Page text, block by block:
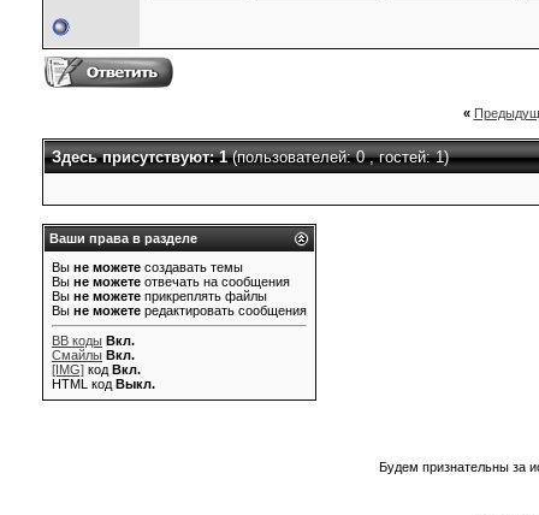
«
Здесь присутствуют: 1(пользователей: 0 , гостей: 1)
Ваши права в разделе
Вы не можете создавать темы
Вы не можете отвечать на сообщения
Вы не можете прикреплять файлы
Вы не можете редактировать сообщения
BB коды Вкл.
Смайлы Вкл.
[IMG] код Вкл.
HTML код Выкл.
Будем признательны за